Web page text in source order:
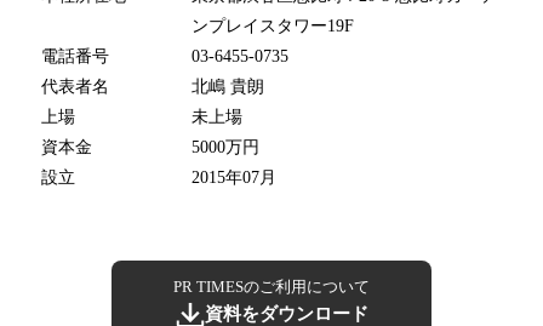
ンプレイスタワー19F
電話番号
03-6455-0735
代表者名
北嶋 貴朗
上場
未上場
資本金
5000万円
設立
2015年07月
PR TIMESのご利用について
資料をダウンロード